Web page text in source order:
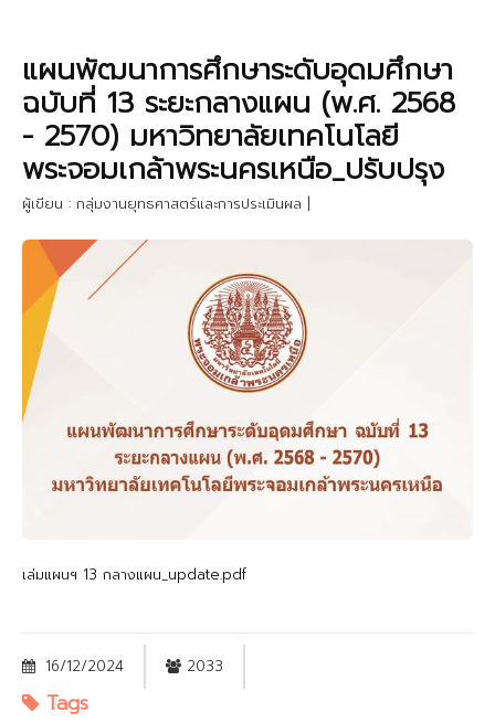
แผนพัฒนาการศึกษาระดับอุดมศึกษา
ฉบับที่ 13 ระยะกลางแผน (พ.ศ. 2568
- 2570) มหาวิทยาลัยเทคโนโลยี
พระจอมเกล้าพระนครเหนือ_ปรับปรุง
ผู้เขียน : กลุ่มงานยุทธศาสตร์และการประเมินผล |
เล่มแผนฯ 13 กลางแผน_update.pdf
16/12/2024 2033
Tags